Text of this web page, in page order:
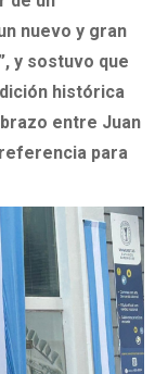
nuevo y gran
y sostuvo que
histórica
entre Juan
para